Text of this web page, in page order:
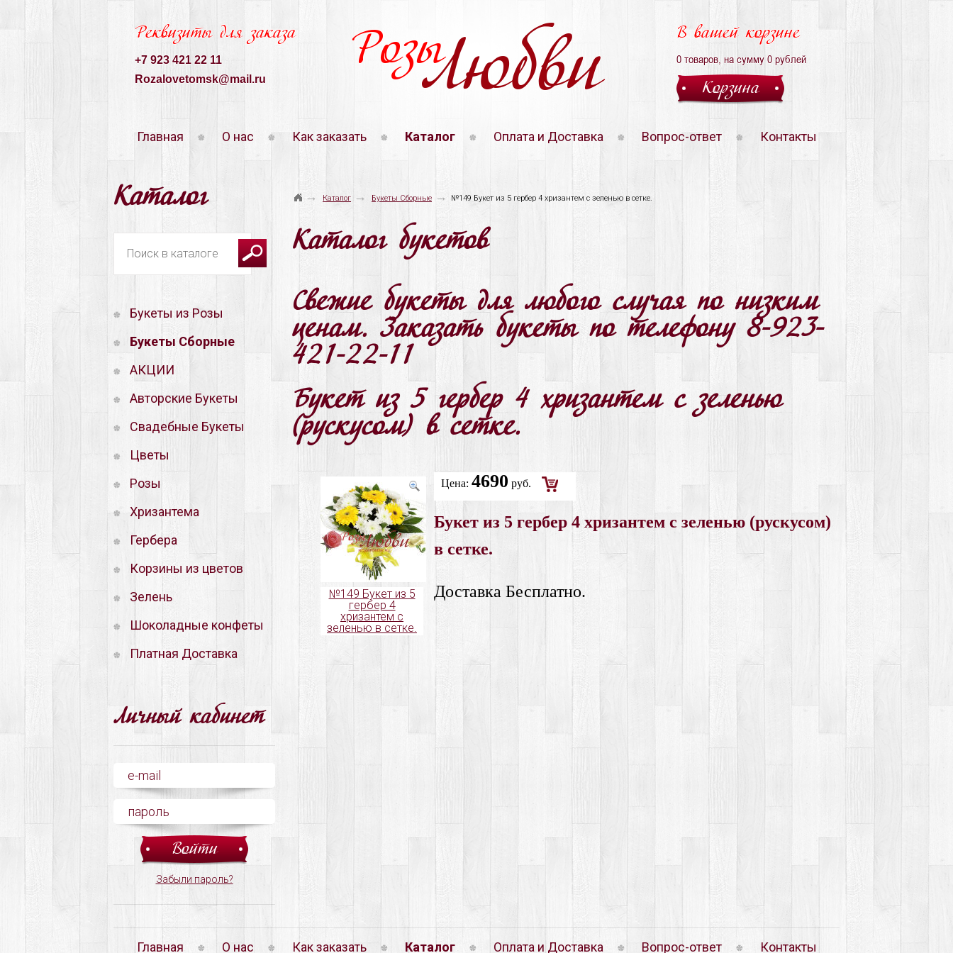
РозыЛюбви
Реквизиты для заказа
+7 923 421 22 11
Rozalovetomsk@mail.ru
В вашей корзине
0 товаров, на сумму 0 рублей
Корзина
Главная О нас Как заказать Каталог Оплата и Доставка Вопрос-ответ Контакты
→ Каталог → Букеты Сборные → №149 Букет из 5 гербер 4 хризантем с зеленью в сетке.
Каталог букетов
Свежие букеты для любого случая по низким
ценам. Заказать букеты по телефону 8-923-
421-22-11
Букет из 5 гербер 4 хризантем с зеленью
(рускусом) в сетке.
Цена: 4690 руб.
Добавить
в
Букет из 5 гербер 4 хризантем с зеленью (рускусом)
в сетке.
Доставка Бесплатно.
№149 Букет из 5
гербер 4
хризантем с
зеленью в сетке.
Каталог
Букеты из Розы
Букеты Сборные
АКЦИИ
Авторские Букеты
Свадебные Букеты
Цветы
Розы
Хризантема
Гербера
Корзины из цветов
Зелень
Шоколадные конфеты
Платная Доставка
Личный кабинет
Забыли пароль?
Главная О нас Как заказать Каталог Оплата и Доставка Вопрос-ответ Контакты